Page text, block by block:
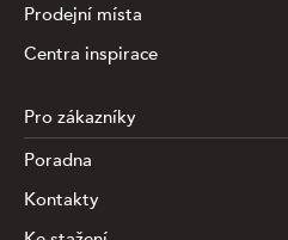
Prodejní místa
Centra inspirace
Pro zákazníky
Poradna
Kontakty